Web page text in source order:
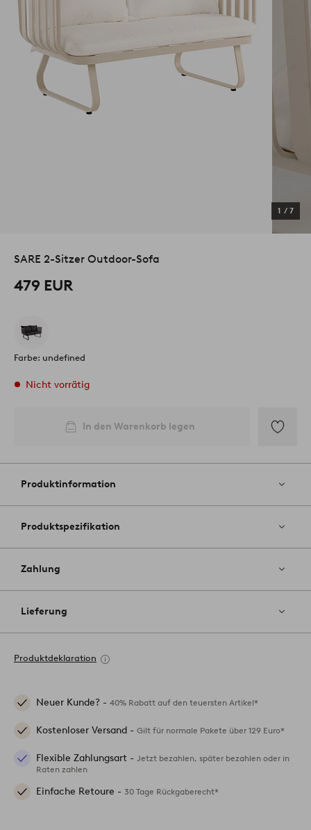
1 / 7
SARE 2-Sitzer Outdoor-Sofa
479 EUR
Farbe: undefined
Nicht vorrätig
In den Warenkorb legen
Favoriten
Produktinformation
Produktspezifikation
Zahlung
Lieferung
Produktdeklaration
Neuer Kunde? - 40% Rabatt auf den teuersten Artikel*
Kostenloser Versand - Gilt für normale Pakete über 129 Euro*
Flexible Zahlungsart - Jetzt bezahlen, später bezahlen oder in
Raten zahlen
Einfache Retoure - 30 Tage Rückgaberecht*